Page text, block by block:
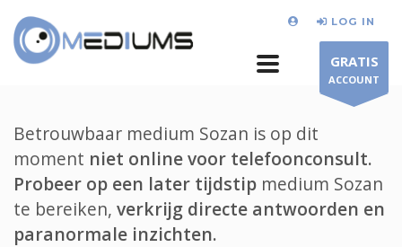
LOG IN
GRATIS
ACCOUNT
Betrouwbaar medium Sozan is op dit
moment niet online voor telefoonconsult.
Probeer op een later tijdstip medium Sozan
te bereiken, verkrijg directe antwoorden en
paranormale inzichten.